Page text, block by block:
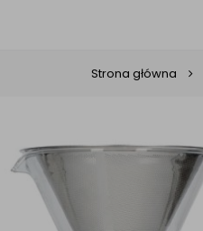
Strona główna